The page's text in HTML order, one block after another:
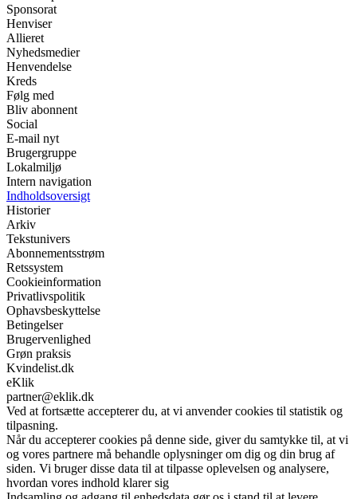
Sponsorat
Henviser
Allieret
Nyhedsmedier
Henvendelse
Kreds
Følg med
Bliv abonnent
Social
E-mail nyt
Brugergruppe
Lokalmiljø
Intern navigation
Indholdsoversigt
Historier
Arkiv
Tekstunivers
Abonnementsstrøm
Retssystem
Cookieinformation
Privatlivspolitik
Ophavsbeskyttelse
Betingelser
Brugervenlighed
Grøn praksis
Kvindelist.dk
eKlik
partner@eklik.dk
Ved at fortsætte accepterer du, at vi anvender cookies til statistik og
tilpasning.
Når du accepterer cookies på denne side, giver du samtykke til, at vi
og vores partnere må behandle oplysninger om dig og din brug af
siden. Vi bruger disse data til at tilpasse oplevelsen og analysere,
hvordan vores indhold klarer sig